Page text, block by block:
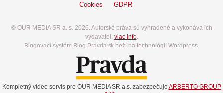
Cookies GDPR
© OUR MEDIA SR a. s. 2026. Autorské práva sú vyhradené a vykonáva ich
vydavateľ, viac info.
Blogovací systém Blog.Pravda.sk beží na technológií Wordpress.
Kompletný video servis pre OUR MEDIA SR a.s. zabezpečuje ARBERTO GROUP